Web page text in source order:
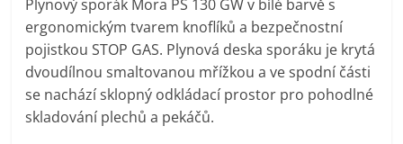
televize,
notebooky,
Plynový sporák Mora PS 130 GW v bílé barvě s
ergonomickým tvarem knoflíků a bezpečnostní
pojistkou STOP GAS. Plynová deska sporáku je krytá
dvoudílnou smaltovanou mřížkou a ve spodní části
se nachází sklopný odkládací prostor pro pohodlné
skladování plechů a pekáčů.